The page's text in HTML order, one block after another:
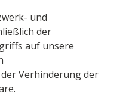
und
der
auf unsere
Verhinderung der